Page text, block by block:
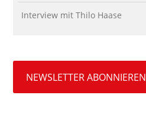
Interview mit Thilo Haase
NEWSLETTER ABONNIEREN